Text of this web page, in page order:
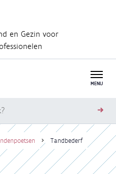
en Gezin voor
MENU
Tandbederf